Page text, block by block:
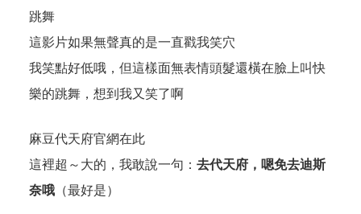
跳舞
這影片如果無聲真的是一直戳我笑穴
我笑點好低哦，但這樣面無表情頭髮還橫在臉上叫快
樂的跳舞，想到我又笑了啊
麻豆代天府官網在此
這裡超～大的，我敢說一句： 去代天府，嗯免去迪斯
奈哦 （最好是）